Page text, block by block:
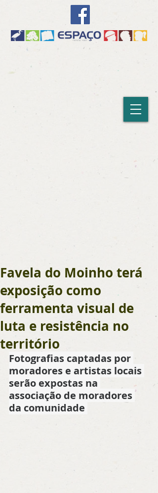
Favela do Moinho terá
exposição como
ferramenta visual de
luta e resistência no
território
Fotografias captadas por
moradores e artistas locais
serão expostas na
associação de moradores
da comunidade